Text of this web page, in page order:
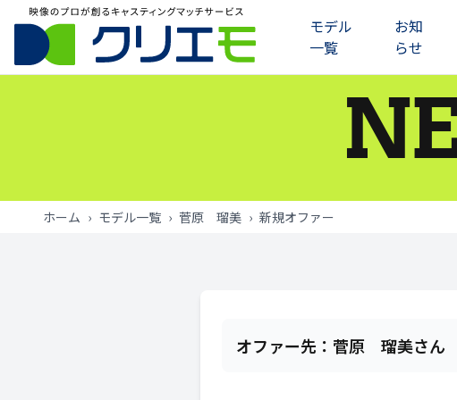
モデル
一覧
お知
らせ
ホーム › モデル一覧 › 菅原 瑠美 › 新規オファー
オファー先： 菅原 瑠美さん